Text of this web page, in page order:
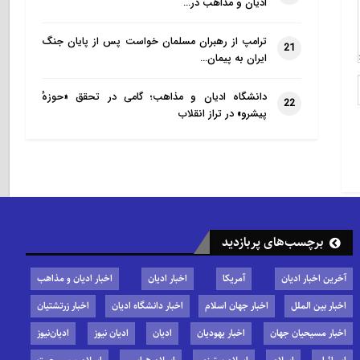
21
ترامپ از رهبران مسلمان خواست پس از پایان جنگ
ایران به پیمان…
22
دانشگاه ادیان و مذاهب؛ گامی در تحقق «حوزهٔ
پیشرو» در تراز انقلاب
برچسب‌های پربازدید
آخرین اخبار ادیان آمریکا اخبار ادیان
اخبار ادیان و مذاهب
اخبار بین الملل
اخبار جهان اسلام اخبار دانشگاه ادیان
اخبار زرتشتیان
اخبار مسیحیان جهان
اخبار یهودیان ادیان ادیان نیوز
ادیان‌نیوز